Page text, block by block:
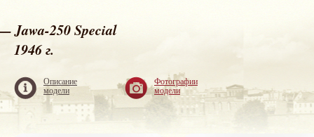
Jawa-250 Special
1946 г.
Описание
модели
Фотографии
модели